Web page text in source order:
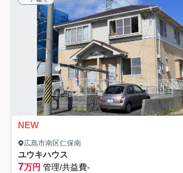
NEW
広島市南区仁保南
ユウキハウス
7万円 管理/共益費-